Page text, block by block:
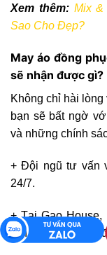
Xem thêm: Mix
Sao Cho Đẹp?
May áo đồng
sẽ nhận được gì?
Không chỉ hài
bạn sẽ bất ngờ
và những chính
+ Đội ngũ tư vấn
24/7.
+ Tại Gạo
lớn, quý khách sẽ